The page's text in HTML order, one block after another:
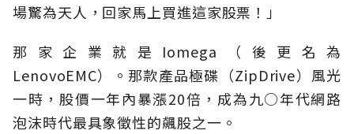
場驚為天人，回家馬上買進這家股票！」
那家企業就是Iomega（後更名為
LenovoEMC）。那款產品極碟（ZipDrive）風光
一時，股價一年內暴漲20倍，成為九○年代網路
泡沫時代最具象徵性的飆股之一。